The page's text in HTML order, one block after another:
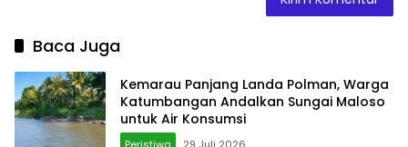
Baca Juga
Kemarau Panjang Landa Polman, Warga
Katumbangan Andalkan Sungai Maloso
untuk Air Konsumsi